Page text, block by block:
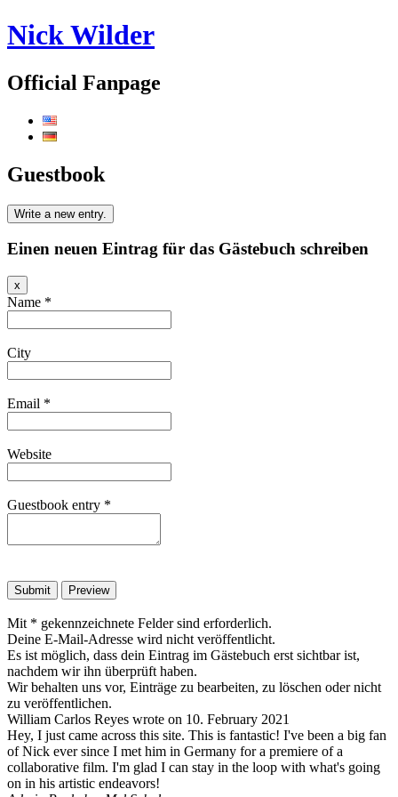
Nick Wilder
Official Fanpage
Guestbook
Einen neuen Eintrag für das Gästebuch schreiben
x
this
form.
Name *
City
Email *
Website
Guestbook entry *
Mit * gekennzeichnete Felder sind erforderlich.
Deine E-Mail-Adresse wird nicht veröffentlicht.
Es ist möglich, dass dein Eintrag im Gästebuch erst sichtbar ist,
nachdem wir ihn überprüft haben.
Wir behalten uns vor, Einträge zu bearbeiten, zu löschen oder nicht
zu veröffentlichen.
William Carlos Reyes wrote on 10. February 2021
Hey, I just came across this site. This is fantastic! I've been a big fan
of Nick ever since I met him in Germany for a premiere of a
collaborative film. I'm glad I can stay in the loop with what's going
on in his artistic endeavors!